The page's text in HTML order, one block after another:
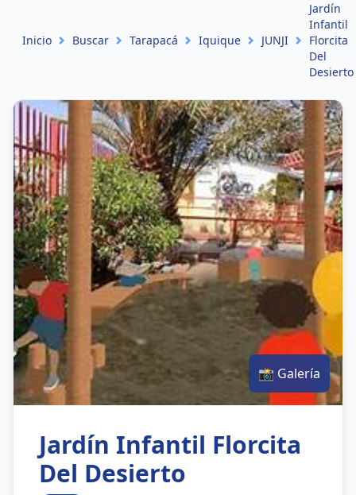
Inicio Buscar Tarapacá Iquique JUNJI
Jardín
Infantil
Florcita
Del
Desierto
📸 Galería
Jardín Infantil Florcita
Del Desierto